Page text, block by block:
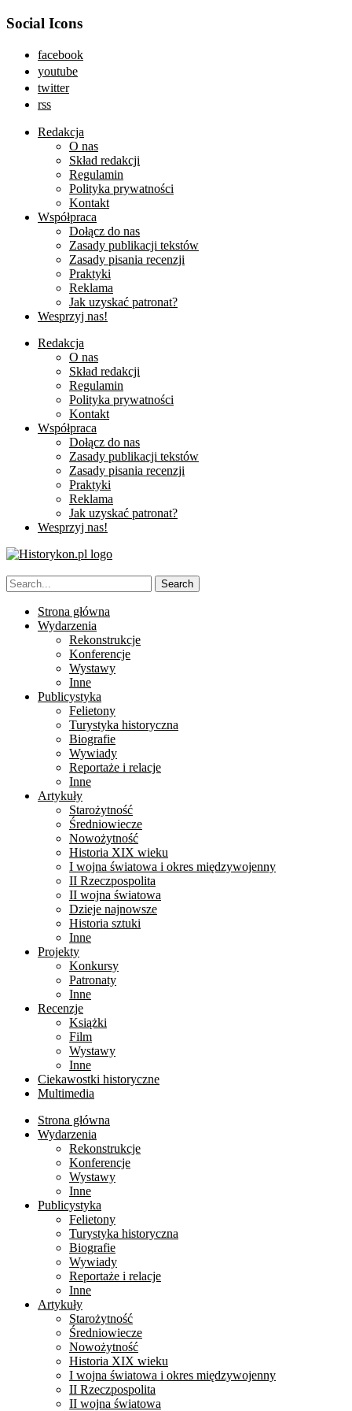
Social Icons
facebook
youtube
twitter
rss
Redakcja
O nas
Skład redakcji
Regulamin
Polityka prywatności
Kontakt
Współpraca
Dołącz do nas
Zasady publikacji tekstów
Zasady pisania recenzji
Praktyki
Reklama
Jak uzyskać patronat?
Wesprzyj nas!
Redakcja
O nas
Skład redakcji
Regulamin
Polityka prywatności
Kontakt
Współpraca
Dołącz do nas
Zasady publikacji tekstów
Zasady pisania recenzji
Praktyki
Reklama
Jak uzyskać patronat?
Wesprzyj nas!
Strona główna
Wydarzenia
Rekonstrukcje
Konferencje
Wystawy
Inne
Publicystyka
Felietony
Turystyka historyczna
Biografie
Wywiady
Reportaże i relacje
Inne
Artykuły
Starożytność
Średniowiecze
Nowożytność
Historia XIX wieku
I wojna światowa i okres międzywojenny
II Rzeczpospolita
II wojna światowa
Dzieje najnowsze
Historia sztuki
Inne
Projekty
Konkursy
Patronaty
Inne
Recenzje
Książki
Film
Wystawy
Inne
Ciekawostki historyczne
Multimedia
Strona główna
Wydarzenia
Rekonstrukcje
Konferencje
Wystawy
Inne
Publicystyka
Felietony
Turystyka historyczna
Biografie
Wywiady
Reportaże i relacje
Inne
Artykuły
Starożytność
Średniowiecze
Nowożytność
Historia XIX wieku
I wojna światowa i okres międzywojenny
II Rzeczpospolita
II wojna światowa